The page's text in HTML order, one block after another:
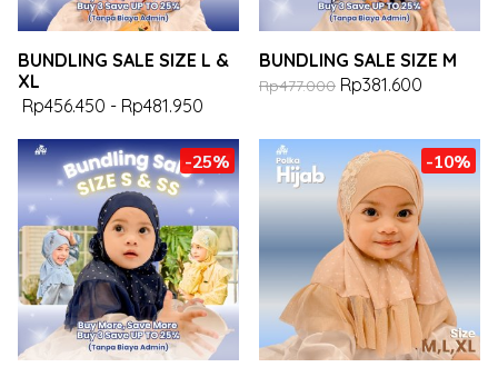
BUNDLING SALE SIZE L &
XL
Rp456.450 - Rp481.950
BUNDLING SALE SIZE M
Rp477.000 Rp381.600
-25% -10%